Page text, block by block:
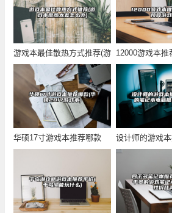
游戏本最佳散热方式推荐(游
戏本散热太差怎
12000游戏本推
算游戏
华硕17寸游戏本推荐哪款
(华硕2017游
设计师的游戏
的笔记本电脑推